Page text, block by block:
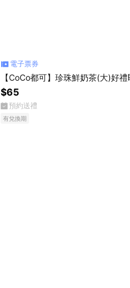
電子票券
【CoCo都可】珍珠鮮奶茶(大)好
$65
預約送禮
有兌換期